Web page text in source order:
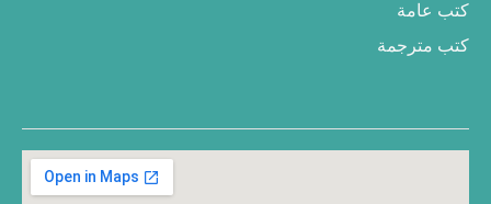
كتب عامة
كتب مترجمة